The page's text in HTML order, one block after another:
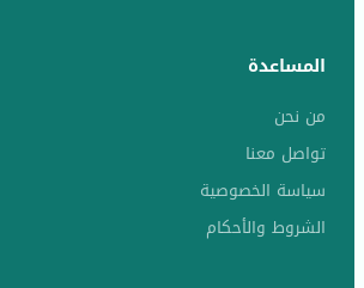
المساعدة
من نحن
تواصل معنا
سياسة الخصوصية
الشروط والأحكام